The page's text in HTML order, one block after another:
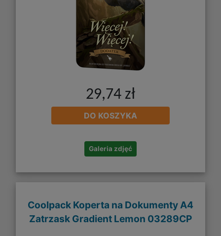
29,74 zł
DO KOSZYKA
Galeria zdjęć
Coolpack Koperta na Dokumenty A4
Zatrzask Gradient Lemon 03289CP